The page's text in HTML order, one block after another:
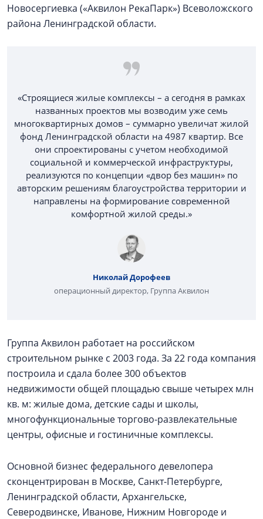
Новосергиевка («Аквилон РекаПарк») Всеволожского
района Ленинградской области.
«Строящиеся жилые комплексы – а сегодня в рамках
названных проектов мы возводим уже семь
многоквартирных домов – суммарно увеличат жилой
фонд Ленинградской области на 4987 квартир. Все
они спроектированы с учетом необходимой
социальной и коммерческой инфраструктуры,
реализуются по концепции «двор без машин» по
авторским решениям благоустройства территории и
направлены на формирование современной
комфортной жилой среды.»
Николай Дорофеев
операционный директор, Группа Аквилон
Группа Аквилон работает на российском
строительном рынке с 2003 года. За 22 года компания
построила и сдала более 300 объектов
недвижимости общей площадью свыше четырех млн
кв. м: жилые дома, детские сады и школы,
многофункциональные торгово-развлекательные
центры, офисные и гостиничные комплексы.
Основной бизнес федерального девелопера
сконцентрирован в Москве, Санкт-Петербурге,
Ленинградской области, Архангельске,
Северодвинске, Иванове, Нижним Новгороде и